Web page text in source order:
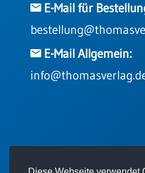
E-Mail für
E-Mail Allgemein: